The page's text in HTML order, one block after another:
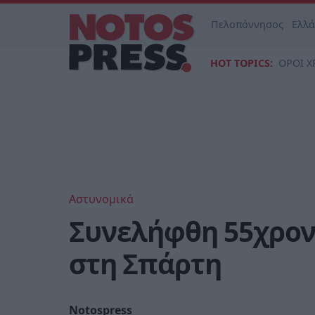
Πελοπόννησος
HOT TOPICS: ΟΡΟΙ
Αστυνομικά
Συνελήφθη
στη Σπάρτη
Notospress